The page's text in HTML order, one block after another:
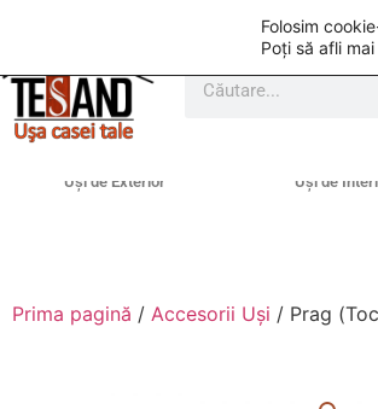
Uși de Exterior Uși de
Prima pagină / Accesorii Uși / Prag
Folosim
Poți să afli